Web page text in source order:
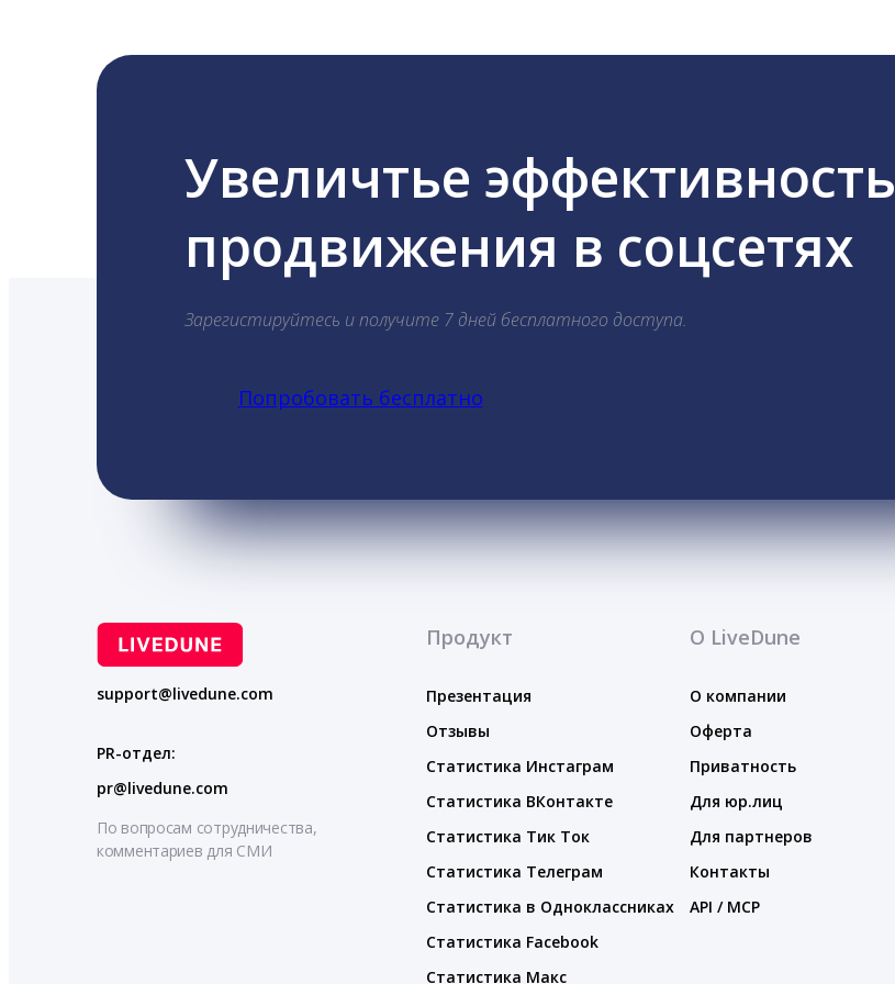
Увеличтье эффективность
продвижения в соцсетях
Зарегистируйтесь и получите 7 дней бесплатного доступа.
Попробовать бесплатно
support@livedune.com
PR-отдел:
pr@livedune.com
По вопросам сотрудничества,
комментариев для СМИ
Продукт
Презентация
Отзывы
Статистика Инстаграм
Статистика ВКонтакте
Статистика Тик Ток
Статистика Телеграм
Статистика в Одноклассниках
Статистика Facebook
Статистика Макс
О LiveDune
О компании
Оферта
Приватность
Для юр.лиц
Для партнеров
Контакты
API / MCP